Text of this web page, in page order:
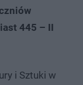
445 – II
i Sztuki w